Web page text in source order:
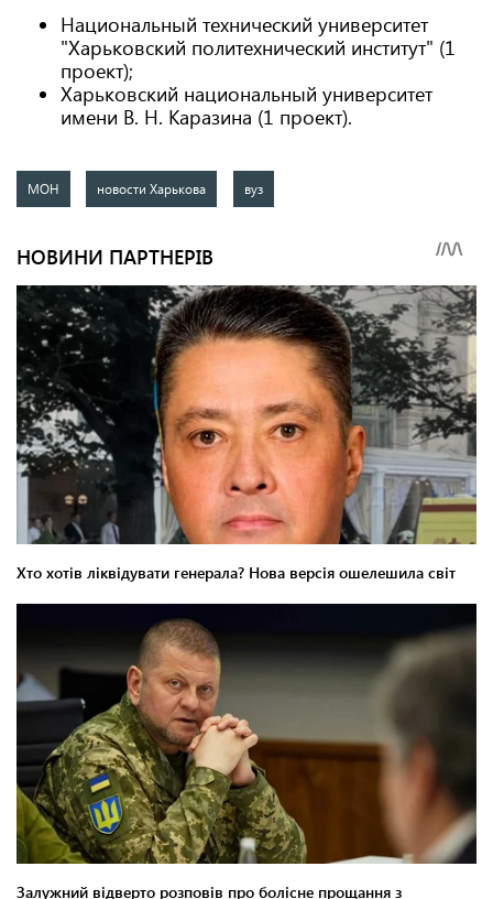
Национальный технический университет
"Харьковский политехнический институт" (1
проект);
Харьковский национальный университет
имени В. Н. Каразина (1 проект).
МОН новости Харькова вуз